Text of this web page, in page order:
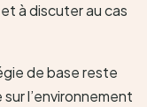
à discuter au cas
de base reste
l’environnement